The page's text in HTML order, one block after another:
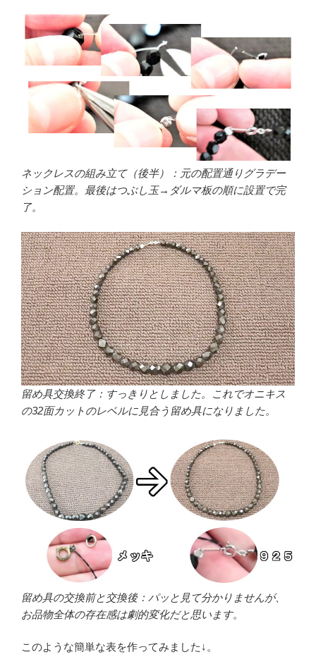
ネックレスの組み立て（後半）：元の配置通りグラデー
ション配置。最後はつぶし玉→ダルマ板の順に設置で完
了。
留め具交換終了：すっきりとしました。これでオニキス
の32面カットのレベルに見合う留め具になりました。
留め具の交換前と交換後：パッと見て分かりませんが、
お品物全体の存在感は劇的変化だと思います。
このような簡単な表を作ってみました↓。